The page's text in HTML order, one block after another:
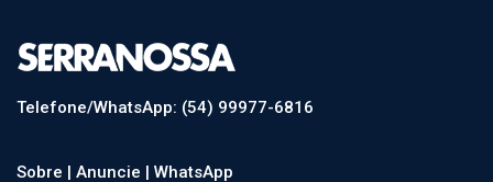
Telefone/WhatsApp: (54) 99977-6816
Sobre | Anuncie | WhatsApp